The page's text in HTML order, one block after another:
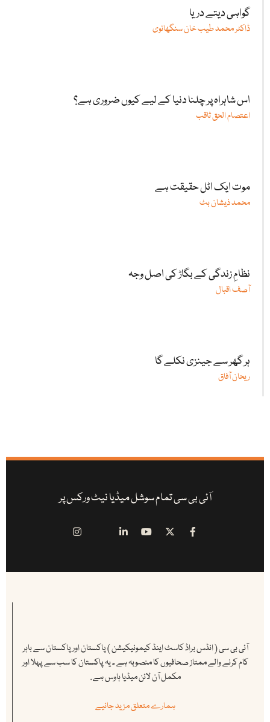
گواہی دیتے دریا
ڈاکٹر محمد طیب خان سنگھانوی
اس شاہراہ پر چلنا دنیا کے لیے کیوں ضروری ہے؟
اعتصام الحق ثاقب
موت ایک اٹل حقیقت ہے
محمد ذیشان بٹ
نظامِ زندگی کے بگاڑ کی اصل وجہ
آصف اقبال
ہر گھر سے جینزی نکلے گا
ریحان آفاق
آئی بی سی تمام سوشل میڈیا نیٹ ورکس پر
آئی بی سی ( انڈس براڈ کاسٹ اینڈ کیمونیکیشن ) پاکستان اور پاکستان سے باہر
کام کرنے والے ممتاز صحافیوں کا منصوبہ ہے ۔ یہ پاکستان کا سب سے پہلا اور
مکمل آن لائن میڈیا ہاوس ہے .
ہمارے متعلق مزید جانیے